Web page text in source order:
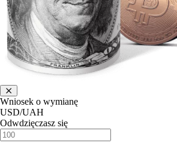
Wniosek o wymianę
USD/UAH
Odwdzięczasz się